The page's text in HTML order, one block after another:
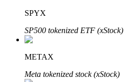
Bitrue-partners
SPYX
SP500 tokenized ETF (xStock)
METAX
Meta tokenized stock (xStock)